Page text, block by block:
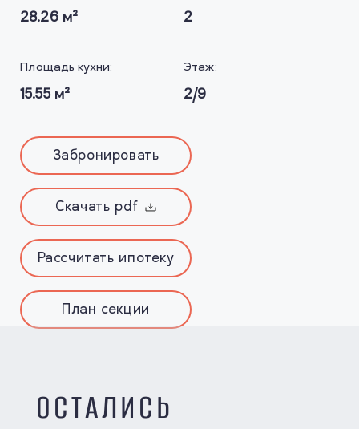
28.26м² 2
Площадь кухни:
15.55м²
Этаж:
2/9
Забронировать
Скачать pdf
Рассчитать ипотеку
План секции
ОСТАЛИСЬ